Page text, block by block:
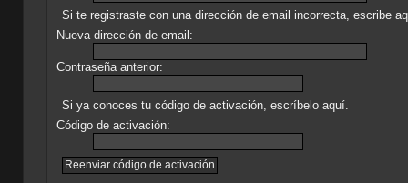
Si te registraste con una dirección de email incorrecta, escribe
Nueva dirección de email:
Contraseña anterior:
Si ya conoces tu código de activación, escríbelo aquí.
Código de activación: